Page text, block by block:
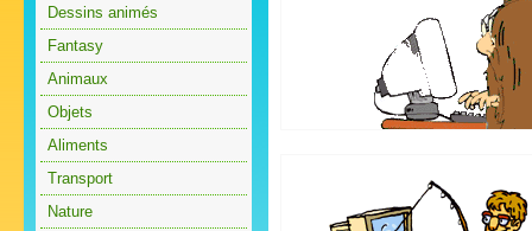
Dessins animés
Fantasy
Animaux
Objets
Aliments
Transport
Nature